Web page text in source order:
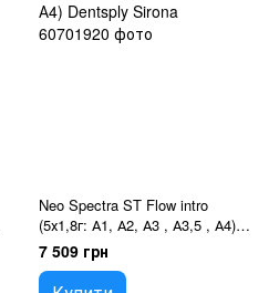
Neo Spectra ST Flow intro
(5х1,8г: А1, А2, А3 , А3,5 , А4)
Dentsply Sirona
7 509 грн